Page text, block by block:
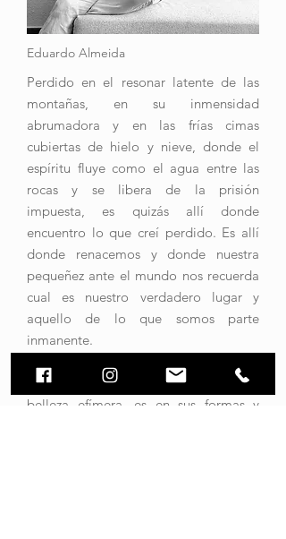
Eduardo Almeida
Perdido en el resonar latente de las
montañas, en su inmensidad
abrumadora y en las frías cimas
cubiertas de hielo y nieve, donde el
espíritu fluye como el agua entre las
rocas y se libera de la prisión
impuesta, es quizás allí donde
encuentro lo que creí perdido. Es allí
donde renacemos y donde nuestra
pequeñez ante el mundo nos recuerda
cual es nuestro verdadero lugar y
aquello de lo que somos parte
inmanente.
Es en el viaje de las nubes, en su
belleza efímera, es en sus formas y